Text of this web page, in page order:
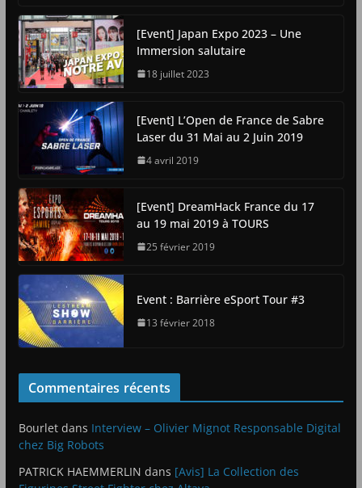
[Event] Japan Expo 2023 – Une
Immersion salutaire
18 juillet 2023
[Event] L’Open de France de Sabre
Laser du 31 Mai au 2 Juin 2019
4 avril 2019
[Event] DreamHack France du 17
au 19 mai 2019 à TOURS
25 février 2019
Event : Barrière eSport Tour #3
13 février 2018
Commentaires récents
Bourletdans Interview – Olivier Mignot Responsable Digital
chez Big Robots
PATRICK HAEMMERLIN dans [Avis] La Collection des